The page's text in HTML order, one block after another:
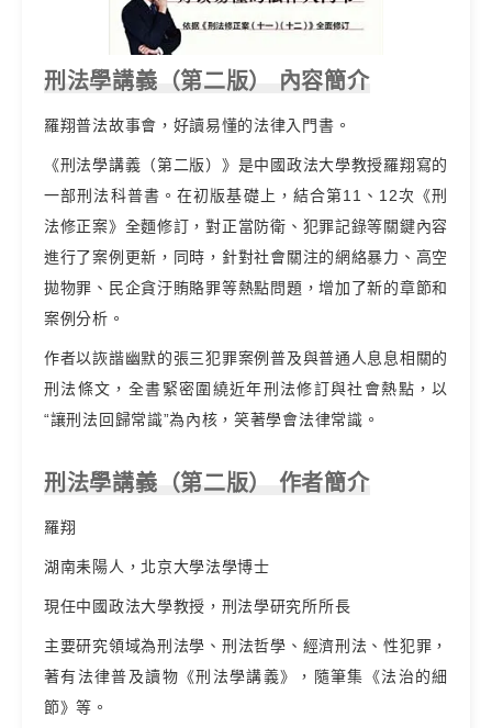
刑法學講義（第二版） 內容簡介
羅翔普法故事會，好讀易懂的法律入門書。
《刑法學講義（第二版）》是中國政法大學教授羅翔寫的
一部刑法科普書。在初版基礎上，結合第11、12次《刑
法修正案》全麵修訂，對正當防衛、犯罪記錄等關鍵內容
進行了案例更新，同時，針對社會關注的網絡暴力、高空
拋物罪、民企貪汙賄賂罪等熱點問題，增加了新的章節和
案例分析。
作者以詼諧幽默的張三犯罪案例普及與普通人息息相關的
刑法條文，全書緊密圍繞近年刑法修訂與社會熱點，以
“讓刑法回歸常識”為內核，笑著學會法律常識。
刑法學講義（第二版） 作者簡介
羅翔
湖南耒陽人，北京大學法學博士
現任中國政法大學教授，刑法學研究所所長
主要研究領域為刑法學、刑法哲學、經濟刑法、性犯罪，
著有法律普及讀物《刑法學講義》，隨筆集《法治的細
節》等。